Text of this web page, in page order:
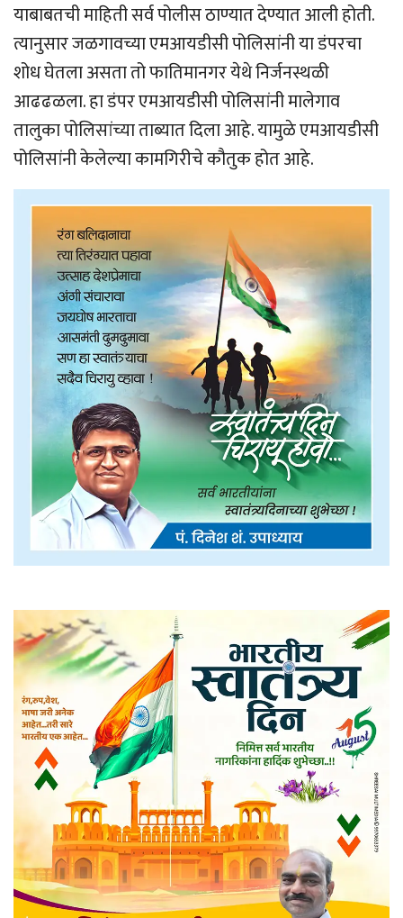
याबाबतची माहिती सर्व पोलीस ठाण्यात देण्यात आली होती.
त्यानुसार जळगावच्या एमआयडीसी पोलिसांनी या डंपरचा
शोध घेतला असता तो फातिमानगर येथे निर्जनस्थळी
आढढळला. हा डंपर एमआयडीसी पोलिसांनी मालेगाव
तालुका पोलिसांच्या ताब्यात दिला आहे. यामुळे एमआयडीसी
पोलिसांनी केलेल्या कामगिरीचे कौतुक होत आहे.